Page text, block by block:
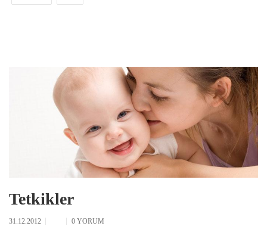
Tetkikler
31.12.2012 0 YORUM